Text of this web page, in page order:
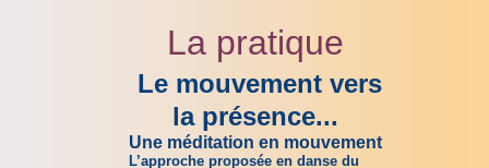
La pratique
Le mouvement vers
la présence...
Une méditation en mouvement
L’approche proposée en danse du